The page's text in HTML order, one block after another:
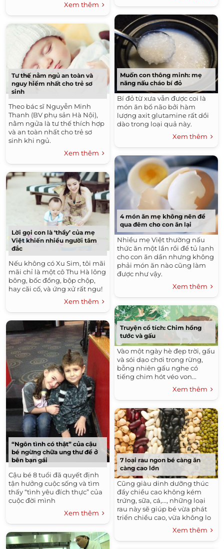
Xem thêm
Tư thế nằm ngủ an toàn và
nguy hiểm nhất cho trẻ sơ
sinh
Theo bác sĩ Nguyễn Minh
Thanh (BV phụ sản Hà Nội),
nằm ngửa là tư thế thích hợp
và an toàn nhất cho trẻ sơ
sinh khi ngủ.
Xem thêm
Lời gọi con là ‘thầy’ của mẹ
Việt khiến nhiều người tâm
đắc
Nếu không có Xu Sim, tôi mãi
mãi chỉ là một cô Thu Hà lông
bông, bốc đồng, bộp chộp,
hay cãi cố, và ứng xử rất ngu!
Xem thêm
“Ngôn tình có thật” của cậu
bé ngừng chữa ung thư để ở
bên bạn gái
Cậu bé 8 tuổi đã quyết định
tận hưởng cuộc sống và tìm
thấy “tình yêu đích thực” của
cuộc đời mình
Xem thêm
Muốn con thông minh: mẹ
năng nấu cháo bí đỏ
Bí đỏ từ xưa vẫn được coi là
món ăn bổ não bởi hàm
lượng axit glutamine rất dồi
dào trong loại quả này.
Xem thêm
4 món ăn mẹ không nên để
qua đêm cho con ăn lại
Nhiều mẹ Việt thường nấu
thức ăn một lần rồi để tủ lạnh
cho con ăn dần nhưng không
phải món ăn nào cũng làm
được như vậy.
Xem thêm
Truyện cổ tích: Chim hồng
tước và gấu
Vào một ngày hè đẹp trời, gấu
và sói dạo chơi trong rừng,
bỗng nhiên gấu nghe có
tiếng chim hót véo von...
Xem thêm
7 loại rau ngon bé càng ăn
càng cao lớn
Cũng giàu dinh dưỡng thúc
đẩy chiều cao không kém
trứng, sữa, cá,..., những loại
rau này sẽ giúp bé vừa phát
triển chiều cao, vừa không lo
Xem thêm